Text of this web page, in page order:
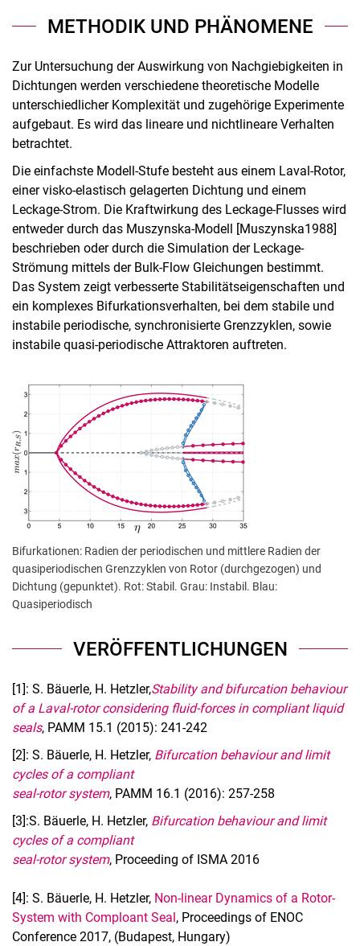
METHODIK UND PHÄNOMENE
Zur Untersuchung der Auswirkung von Nachgiebigkeiten in
Dichtungen werden verschiedene theoretische Modelle
unterschiedlicher Komplexität und zugehörige Experimente
aufgebaut. Es wird das lineare und nichtlineare Verhalten
betrachtet.
Die einfachste Modell-Stufe besteht aus einem Laval-Rotor,
einer visko-elastisch gelagerten Dichtung und einem
Leckage-Strom. Die Kraftwirkung des Leckage-Flusses wird
entweder durch das Muszynska-Modell [Muszynska1988]
beschrieben oder durch die Simulation der Leckage-
Strömung mittels der Bulk-Flow Gleichungen bestimmt.
Das System zeigt verbesserte Stabilitätseigenschaften und
ein komplexes Bifurkationsverhalten, bei dem stabile und
instabile periodische, synchronisierte Grenzzyklen, sowie
instabile quasi-periodische Attraktoren auftreten.
Bifurkationen: Radien der periodischen und mittlere Radien der
quasiperiodischen Grenzzyklen von Rotor (durchgezogen) und
Dichtung (gepunktet). Rot: Stabil. Grau: Instabil. Blau:
Quasiperiodisch
VERÖFFENTLICHUNGEN
[1]: S. Bäuerle, H. Hetzler,Stability and bifurcation behaviour
of a Laval-rotor considering fluid-forces in compliant liquid
seals, PAMM 15.1 (2015): 241-242
[2]: S. Bäuerle, H. Hetzler, Bifurcation behaviour and limit
cycles of a compliant
seal-rotor system, PAMM 16.1 (2016): 257-258
[3]:S. Bäuerle, H. Hetzler, Bifurcation behaviour and limit
cycles of a compliant
seal-rotor system, Proceeding of ISMA 2016
[4]: S. Bäuerle, H. Hetzler, Non-linear Dynamics of a Rotor-
System with Comploant Seal, Proceedings of ENOC
Conference 2017, (Budapest, Hungary)